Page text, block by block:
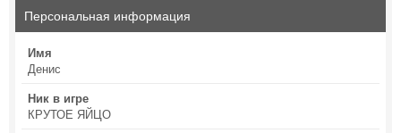
Персональная информация
Имя
Денис
Ник в игре
КРУТОЕ ЯЙЦО